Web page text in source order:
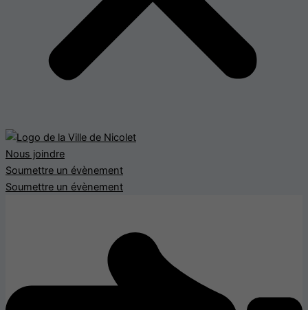
Nous joindre
Soumettre un évènement
Soumettre un évènement